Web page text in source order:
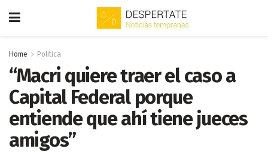
Home Politica
“Macri quiere traer el caso a
Capital Federal porque
entiende que ahí tiene jueces
amigos”